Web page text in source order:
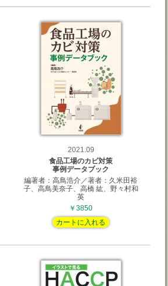
2021.09
食品工場のカビ対策
事例データブック
編著者：高鳥浩介／著者：久米田裕
子、高鳥美奈子、高橋 紘、野々村和
英
￥3850
カートに入れる